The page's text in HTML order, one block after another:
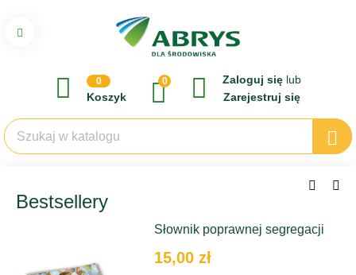
0
Koszyk
0 Zaloguj się lub
Zarejestruj się
Bestsellery
Słownik poprawnej segregacji
15,00 zł